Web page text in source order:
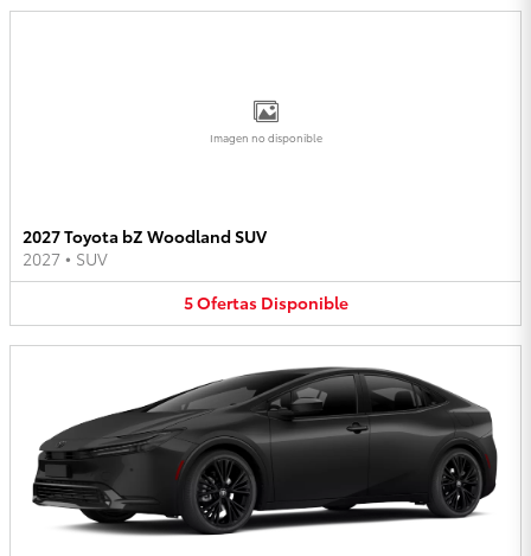
Imagen no disponible
2027 Toyota bZ Woodland SUV
2027 • SUV
5Ofertas Disponible